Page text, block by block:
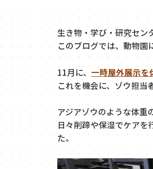
生き物・学び・研究セン
このブログでは、動物園
11月に、 一時屋外展示を
これを機会に、ゾウ担当
アジアゾウのような体重
日々削蹄や保湿でケアを
た。